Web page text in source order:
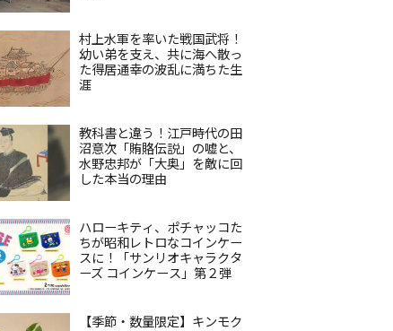
村上水軍を率いた戦国武将！
幼い弟を支え、共に海へ散っ
た得居通幸の波乱に満ちた生
涯
教科書と違う！江戸時代の田
沼意次「賄賂伝説」の嘘と、
水野忠邦が「大奥」を敵に回
した本当の理由
ハローキティ、ポチャッコた
ちが昭和レトロなコインケー
スに！「サンリオキャラクタ
ーズ コインケース」第２弾
【季節・数量限定】キンモク